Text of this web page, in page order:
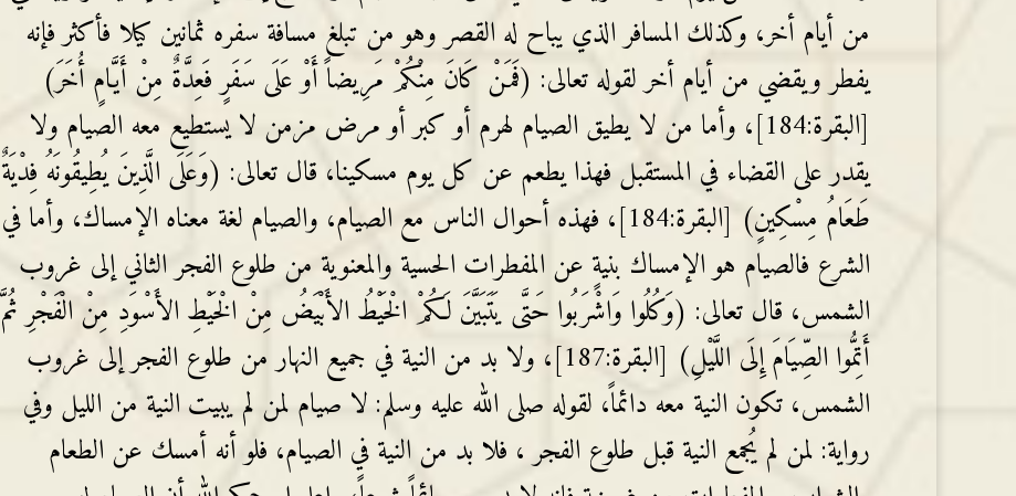
من أيام أخر، وكذلك المسافر الذي يباح له القصر وهو من تبلغ مسافة سفره ثمانين كيلا فأكثر فإنه
يفطر ويقضي من أيام أخر لقوله تعالى: (فَمَنْ كَانَ مِنْكُمْ مَرِيضاً أَوْ عَلَى سَفَرٍ فَعِدَّةٌ مِنْ أَيَّامٍ أُخَرَ)
[البقرة:184]، وأما من لا يطيق الصيام لهرم أو كبر أو مرض مزمن لا يستطيع معه الصيام ولا
يقدر على القضاء في المستقبل فهذا يطعم عن كل يوم مسكينا، قال تعالى: (وَعَلَى الَّذِينَ يُطِيقُونَهُ فِدْيَةٌ
طَعَامُ مِسْكِينٍ) [البقرة:184]، فهذه أحوال الناس مع الصيام، والصيام لغة معناه الإمساك، وأما في
الشرع فالصيام هو الإمساك بنيةٍ عن المفطرات الحسية والمعنوية من طلوع الفجر الثاني إلى غروب
الشمس، قال تعالى: (وَكُلُوا وَاشْرَبُوا حَتَّى يَتَبَيَّنَ لَكُمْ الْخَيْطُ الأَبْيَضُ مِنْ الْخَيْطِ الأَسْوَدِ مِنْ الْفَجْرِ ثُمَّ
أَتِمُّوا الصِّيَامَ إِلَى اللَّيْلِ) [البقرة:187]، ولا بد من النية في جميع النهار من طلوع الفجر إلى غروب
الشمس، تكون النية معه دائماً، لقوله صلى الله عليه وسلم: لا صيام لمن لم يبيت النية من الليل وفي
رواية: لمن لم يُجمع النية قبل طلوع الفجر ، فلا بد من النية في الصيام، فلو أنه أمسك عن الطعام